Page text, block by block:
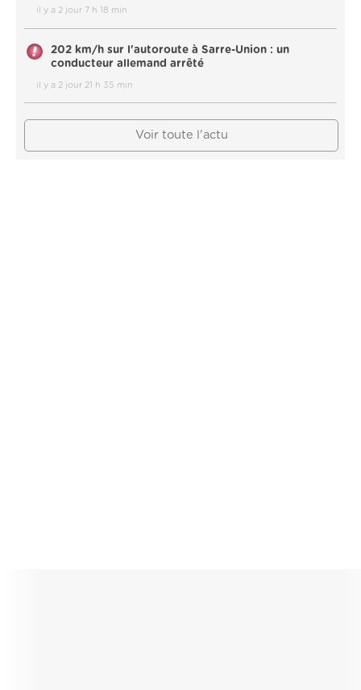
il y a 2 jour 7 h 18 min
202 km/h sur l'autoroute à Sarre-Union : un
conducteur allemand arrêté
il y a 2 jour 21 h 35 min
Voir toute l'actu